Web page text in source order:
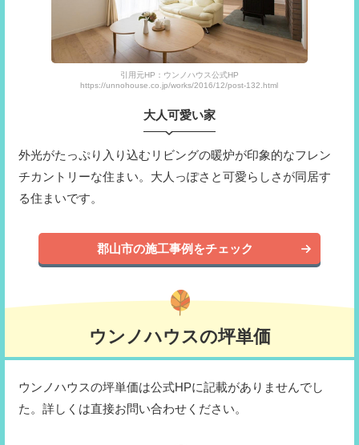
引用元HP：ウンノハウス公式HP
https://unnohouse.co.jp/works/2016/12/post-132.html
大人可愛い家
外光がたっぷり入り込むリビングの暖炉が印象的なフレン
チカントリーな住まい。大人っぽさと可愛らしさが同居す
る住まいです。
郡山市の施工事例をチェック
ウンノハウスの坪単価
ウンノハウスの坪単価は公式HPに記載がありませんでし
た。詳しくは直接お問い合わせください。